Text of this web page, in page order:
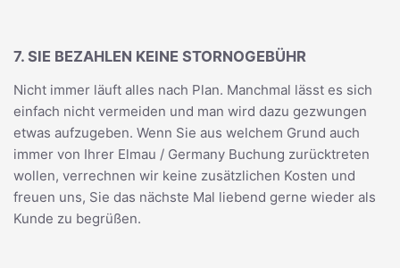
7. SIE BEZAHLEN KEINE STORNOGEBÜHR
Nicht immer läuft alles nach Plan. Manchmal lässt es sich
einfach nicht vermeiden und man wird dazu gezwungen
etwas aufzugeben. Wenn Sie aus welchem Grund auch
immer von Ihrer Elmau / Germany Buchung zurücktreten
wollen, verrechnen wir keine zusätzlichen Kosten und
freuen uns, Sie das nächste Mal liebend gerne wieder als
Kunde zu begrüßen.